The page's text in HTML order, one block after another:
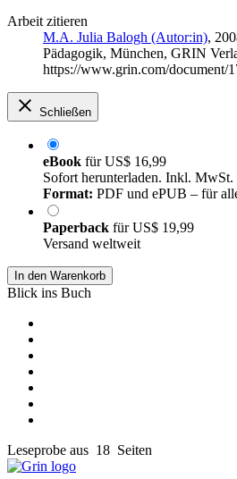
Arbeit zitieren
M.A. Julia Balogh (Autor:in),
Pädagogik, München, GRIN
https://www.grin.com/document/
Schließen
eBook fürUS$ 16,99
Sofort herunterladen. Inkl. MwSt.
Format: PDF und ePUB – für
Paperback fürUS$ 19,99
Versand weltweit
In den Warenkorb
Blick ins Buch
Leseprobe aus 18 Seiten